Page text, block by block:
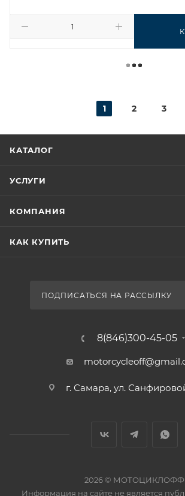
1 2 3
КАТАЛОГ
УСЛУГИ
КОМПАНИЯ
КАК КУПИТЬ
ПОДПИСАТЬСЯ НА РАССЫЛКУ
8(846)300-45-05
г. Самара, ул.
2026 © МОТОЦИКЛОФФ
Информация на сайте не является